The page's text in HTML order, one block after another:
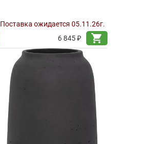
Поставка ожидается 05.11.26г.
6 845 ₽
shopping_cart